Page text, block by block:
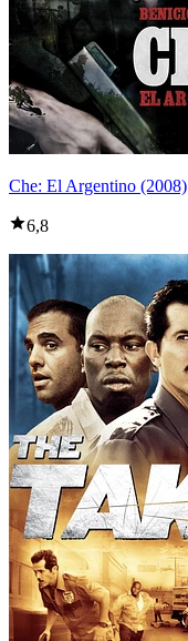
Che: El Argentino (2008)
6,8